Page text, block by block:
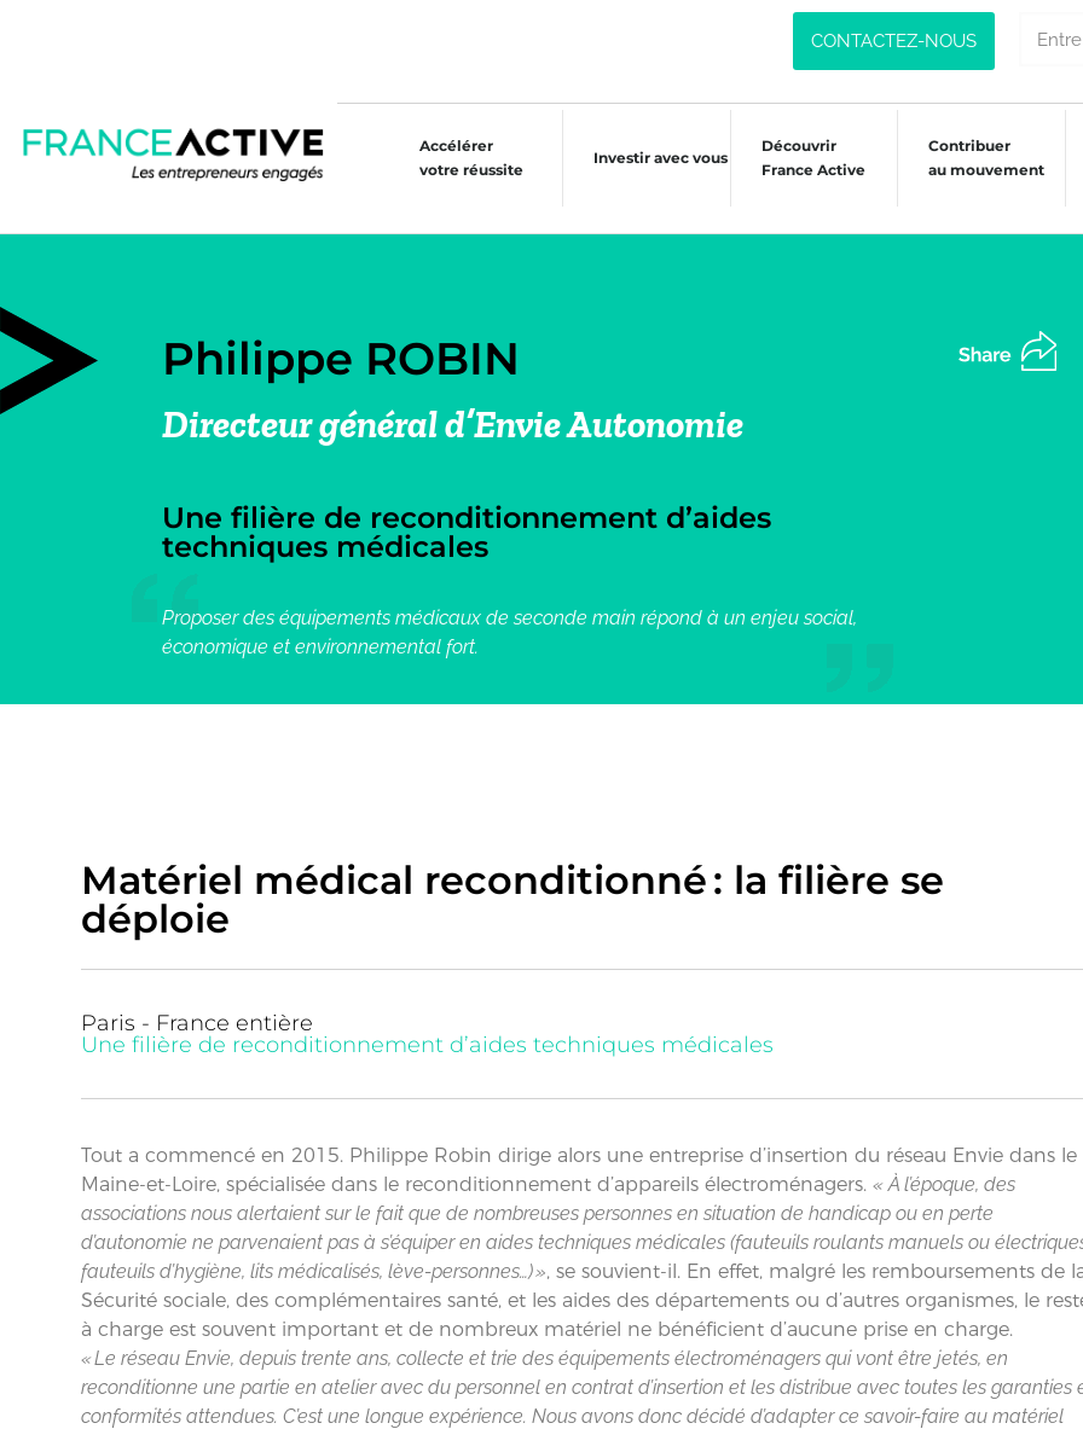
CONTACTEZ-NOUS
Accélérer
votre réussite
Investir avec vous
Découvrir
France Active
Contribuer
au mouvement
Philippe ROBIN
Directeur général d’Envie Autonomie
Une filière de reconditionnement d’aides
techniques médicales
Proposer des équipements médicaux de seconde main répond à un enjeu social,
économique et environnemental fort.
Matériel médical reconditionné : la filière se
déploie
Paris - France entière
Une filière de reconditionnement d’aides techniques médicales
Tout a commencé en 2015. Philippe Robin dirige alors une entreprise d’insertion du réseau Envie dans le
Maine-et-Loire, spécialisée dans le reconditionnement d’appareils électroménagers. « À l’époque, des
associations nous alertaient sur le fait que de nombreuses personnes en situation de handicap ou en perte
d’autonomie ne parvenaient pas à s’équiper en aides techniques médicales (fauteuils roulants manuels ou
fauteuils d’hygiène, lits médicalisés, lève-personnes…) », se souvient-il. En effet, malgré les remboursements de
Sécurité sociale, des complémentaires santé, et les aides des départements ou d’autres organismes, le
à charge est souvent important et de nombreux matériel ne bénéficient d’aucune prise en charge.
« Le réseau Envie, depuis trente ans, collecte et trie des équipements électroménagers qui vont être jetés, en
reconditionne une partie en atelier avec du personnel en contrat d’insertion et les distribue avec toutes les garanties
conformités attendues. C’est une longue expérience. Nous avons donc décidé d’adapter ce savoir-faire au matériel